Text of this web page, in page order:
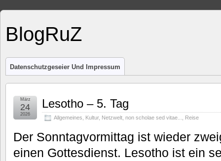
BlogRuZ
Datenschutzgeseier Und Impressum
Lesotho – 5. Tag
Allgemeines Kultur, Netzwelt non scholae sed vitae... Reise
März
24
2026
Der Sonntagvormittag ist wieder
einen Gottesdienst. Lesotho ist ein